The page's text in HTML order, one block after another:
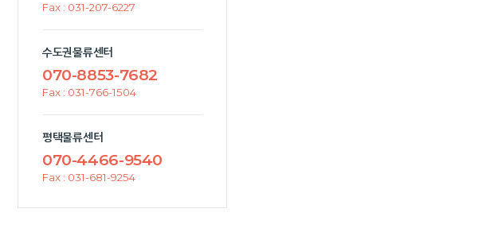
Fax : 031-207-6227
수도권물류센터
070-8853-7682
Fax : 031-766-1504
평택물류센터
070-4466-9540
Fax : 031-681-9254